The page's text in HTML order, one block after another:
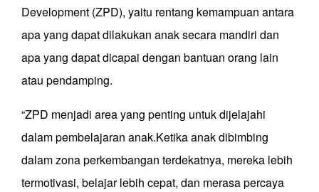
Development (ZPD), yaitu rentang kemampuan antara
apa yang dapat dilakukan anak secara mandiri dan
apa yang dapat dicapai dengan bantuan orang lain
atau pendamping.
“ZPD menjadi area yang penting untuk dijelajahi
dalam pembelajaran anak.Ketika anak dibimbing
dalam zona perkembangan terdekatnya, mereka lebih
termotivasi, belajar lebih cepat, dan merasa percaya